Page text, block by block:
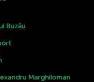
Buzău
Marghiloman